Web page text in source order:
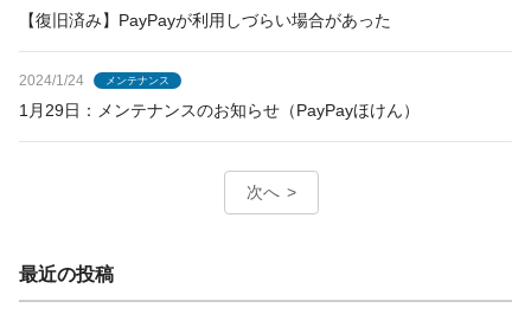
【復旧済み】PayPayが利用しづらい場合があった
2024/1/24 メンテナンス
1月29日：メンテナンスのお知らせ（PayPayほけん）
次へ
最近の投稿